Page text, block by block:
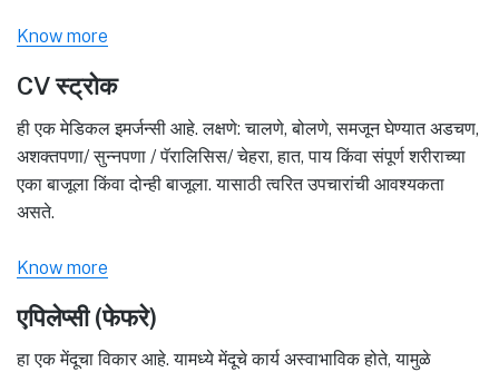
Know more
CV स्ट्रोक
ही एक मेडिकल इमर्जन्सी आहे. लक्षणे: चालणे, बोलणे, समजून घेण्यात अडचण,
अशक्तपणा/ सुन्नपणा / पॅरालिसिस/ चेहरा, हात, पाय किंवा संपूर्ण शरीराच्या
एका बाजूला किंवा दोन्ही बाजूला. यासाठी त्वरित उपचारांची आवश्यकता
असते.
Know more
एपिलेप्सी (फेफरे)
हा एक मेंदूचा विकार आहे. यामध्ये मेंदूचे कार्य अस्वाभाविक होते, यामुळे